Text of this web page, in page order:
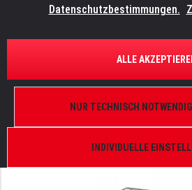
ÜBERSICHT SCHEINWERFER
ELATION KL Fresnel 6" WW
Torblende und FFR
Datenschutzbestimmungen.
INDIVIDUELLE
NUR TECHNISCH
ALLE